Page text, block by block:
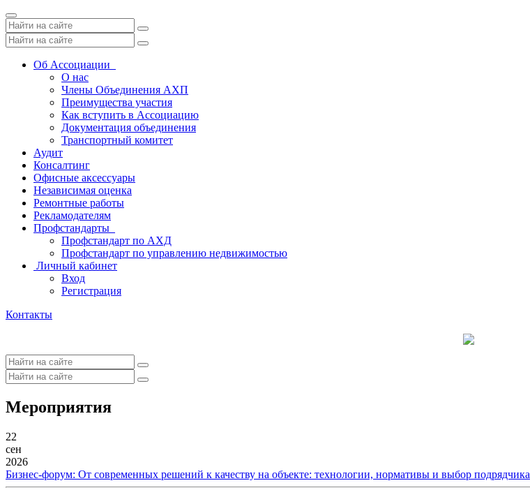
Toggle
navigation
Об Ассоциации
О нас
Члены Объединения АХП
Преимущества участия
Как вступить в Ассоциацию
Документация объединения
Транспортный комитет
Аудит
Консалтинг
Офисные аксессуары
Независимая оценка
Ремонтные работы
Рекламодателям
Профстандарты
Профстандарт по АХД
Профстандарт по управлению недвижимостью
Личный кабинет
Вход
Регистрация
Контакты
Мероприятия
22
сен
2026
Бизнес-форум: От современных решений к качеству на объекте: технологии, нормативы и выбор подрядчика